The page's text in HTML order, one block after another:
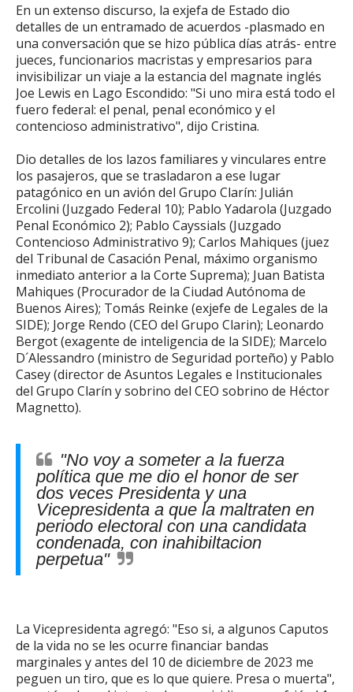
En un extenso discurso, la exjefa de Estado dio
detalles de un entramado de acuerdos -plasmado en
una conversación que se hizo pública días atrás- entre
jueces, funcionarios macristas y empresarios para
invisibilizar un viaje a la estancia del magnate inglés
Joe Lewis en Lago Escondido: "Si uno mira está todo el
fuero federal: el penal, penal económico y el
contencioso administrativo", dijo Cristina.
Dio detalles de los lazos familiares y vinculares entre
los pasajeros, que se trasladaron a ese lugar
patagónico en un avión del Grupo Clarín: Julián
Ercolini (Juzgado Federal 10); Pablo Yadarola (Juzgado
Penal Económico 2); Pablo Cayssials (Juzgado
Contencioso Administrativo 9); Carlos Mahiques (juez
del Tribunal de Casación Penal, máximo organismo
inmediato anterior a la Corte Suprema); Juan Batista
Mahiques (Procurador de la Ciudad Autónoma de
Buenos Aires); Tomás Reinke (exjefe de Legales de la
SIDE); Jorge Rendo (CEO del Grupo Clarin); Leonardo
Bergot (exagente de inteligencia de la SIDE); Marcelo
D´Alessandro (ministro de Seguridad porteño) y Pablo
Casey (director de Asuntos Legales e Institucionales
del Grupo Clarín y sobrino del CEO sobrino de Héctor
Magnetto).
"No voy a someter a la fuerza
política que me dio el honor de ser
dos veces Presidenta y una
Vicepresidenta a que la maltraten en
periodo electoral con una candidata
condenada, con inahibiltacion
perpetua"
La Vicepresidenta agregó: "Eso si, a algunos Caputos
de la vida no se les ocurre financiar bandas
marginales y antes del 10 de diciembre de 2023 me
peguen un tiro, que es lo que quiere. Presa o muerta",